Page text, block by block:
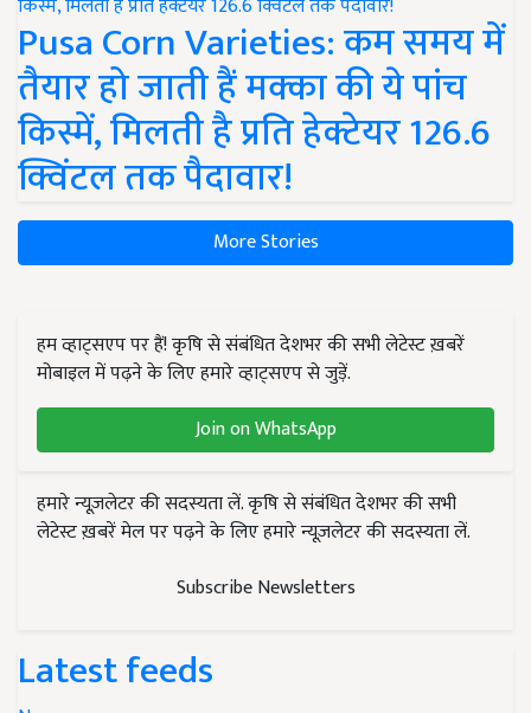
Pusa Corn Varieties: कम समय में
तैयार हो जाती हैं मक्का की ये पांच
किस्में, मिलती है प्रति हेक्टेयर 126.6
क्विंटल तक पैदावार!
More Stories
हम व्हाट्सएप पर हैं! कृषि से संबंधित देशभर की सभी लेटेस्ट ख़बरें
मोबाइल में पढ़ने के लिए हमारे व्हाट्सएप से जुड़ें.
Join on WhatsApp
हमारे न्यूज़लेटर की सदस्यता लें. कृषि से संबंधित देशभर की सभी
लेटेस्ट ख़बरें मेल पर पढ़ने के लिए हमारे न्यूज़लेटर की सदस्यता लें.
Subscribe Newsletters
Latest feeds